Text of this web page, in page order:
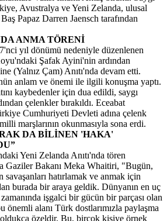
Avustralya ve Yeni Zelanda, ulusal
Papaz Darren Jaensch tarafından
ANMA TÖRENİ
yıl dönümü nedeniyle düzenlenen
Şafak Ayini'nin ardından
(Yalnız Çam) Anıtı'nda devam etti.
anlam ve önemi ile ilgili konuşma yaptı.
kaybedenler için dua edildi, saygı
çelenkler bırakıldı. Eceabat
Cumhuriyeti Devleti adına çelenk
marşlarının okunmasıyla sona erdi.
DA BİLİNEN 'HAKA'
Yeni Zelanda Anıtı'nda tören
Gaziler Bakanı Meka Whaitiri, "Bugün,
hatırlamak ve anmak için
burada bir araya geldik. Dünyanın en uç
işgalci bir gücün bir parçası olan
önemli alanı Türk dostlarımızla paylaşma
özeldir. Bu, birçok kişiye örnek